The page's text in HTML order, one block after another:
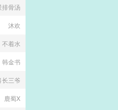
排骨汤
沐欢
不着水
韩金书
长三爷
鹿蜀X